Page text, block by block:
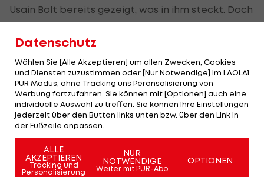
Usain Bolt bereits gezeigt, was in ihm steckt. Doch
auf Erwachsenenebene wollte es noch nicht so
recht klappen. Bolt kam auf Mills zu und fragte
diesen, ob er ihn trainieren würde. Mills sagte zu.
Natürlich. „Zu diesem Zeitpunkt hatte er eine
Reihe von Rückschlägen erlitten. Er war verletzt.
Das hat sein Selbstvertrauen und seine
Fähigkeiten beeinträchtigt“, erinnert sich Mills an
einen geknickten Bolt. Auch die Trainingsmoral des
Youngsters ließ zu wünschen übrig: „Er hat keine
Leidenschaft für harte Arbeit. Aber er tut genug,
Datenschutz
Wählen Sie [Alle Akzeptieren] um allen Zwecken, Cookies
und Diensten zuzustimmen oder [Nur Notwendige] im LAOLA1
PUR Modus, ohne Tracking uns Peronsalisierung von
Werbung fortzufahren. Sie können mit [Optionen] auch eine
individuelle Auswahl zu treffen. Sie können Ihre Einstellungen
jederzeit über den Button links unten bzw. über den Link in
der Fußzeile anpassen.
ALLE
AKZEPTIEREN
Tracking und
Personalisierung
NUR
NOTWENDIGE
Weiter mit PUR-Abo
OPTIONEN